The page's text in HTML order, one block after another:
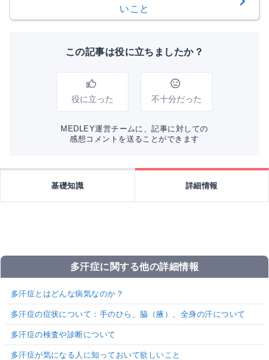
いこと
この記事は役に立ちましたか？
役に立った 不十分だった
MEDLEY運営チームに、記事に対しての
感想コメントを送ることができます
基礎知識 詳細情報
多汗症に関する他の詳細情報
多汗症とはどんな病気なのか？
多汗症の症状について：手のひら、脇（腋）、全身の汗について
多汗症の検査や診断について
多汗症が気になる人に知っておいて欲しいこと